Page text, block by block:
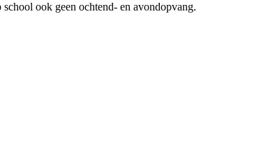
ook geen ochtend- en avondopvang.